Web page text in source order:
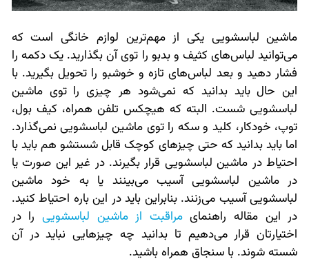
ماشین لباسشویی یکی از مهم‌ترین لوازم خانگی است که
می‌توانید لباس‌های کثیف و بدبو را توی آن بگذارید. یک دکمه را
فشار دهید و بعد لباس‌های تازه و خوشبو را تحویل بگیرید. با
این حال باید بدانید که نمی‌شود هر چیزی را توی ماشین
لباسشویی شست. البته که هیچکس تلفن همراه، کیف بول،
توپ، خودکار، کلید و سکه را توی ماشین لباسشویی نمی‌گذارد.
اما باید بدانید که حتی چیزهای کوچک قابل شستشو هم باید با
احتیاط در ماشین لباسشویی قرار بگیرند. در غیر این صورت یا
در ماشین لباسشویی آسیب می‌بینند یا به خود ماشین
لباسشویی آسیب می‌زنند. بنابراین باید در این باره احتیاط کنید.
در این مقاله راهنمایمراقبت از ماشین لباسشویی را در
اختیارتان قرار می‌دهیم تا بدانید چه چیزهایی نباید در آن
شسته شوند. با سنجاق همراه باشید.